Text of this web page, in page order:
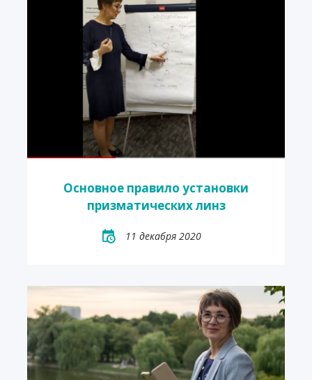
Основное правило установки
призматических линз
11 декабря 2020